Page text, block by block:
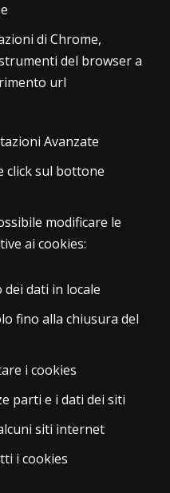
di Chrome,
del browser a
url
Avanzate
click sul bottone
modificare le
ai cookies:
dati in locale
fino alla chiusura del
i cookies
parti e i dati dei siti
siti internet
i cookies